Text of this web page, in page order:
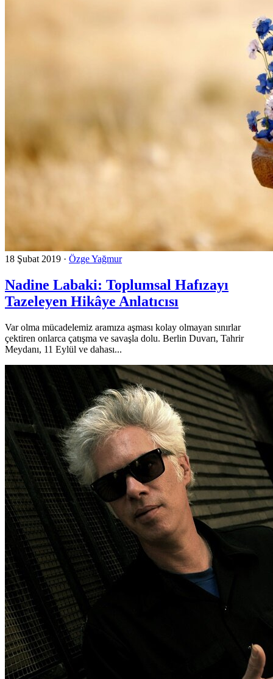
18 Şubat 2019 · Özge Yağmur
Nadine Labaki: Toplumsal Hafızayı
Tazeleyen Hikâye Anlatıcısı
Var olma mücadelemiz aramıza aşması kolay olmayan sınırlar
çektiren onlarca çatışma ve savaşla dolu. Berlin Duvarı, Tahrir
Meydanı, 11 Eylül ve dahası...